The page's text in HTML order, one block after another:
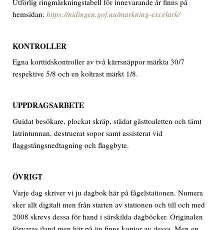
Utförlig ringmärkningstabell för innevarande år finns på
hemsidan:https://nidingen.gof.nu/markning-excelark/
KONTROLLER
Egna korttidskontroller av två kärrsnäppor märkta 30/7
respektive 5/8 och en koltrast märkt 1/8.
UPPDRAGSARBETE
Guidat besökare, plockat skräp, städat gästtoaletten och tämt
latrintunnan, destruerat sopor samt assisterat vid
flaggstångsnedtagning och flaggbyte.
ÖVRIGT
Varje dag skriver vi ju dagbok här på fågelstationen. Numera
sker allt digitalt men från starten av stationen och till och med
2008 skrevs dessa för hand i särskilda dagböcker. Originalen